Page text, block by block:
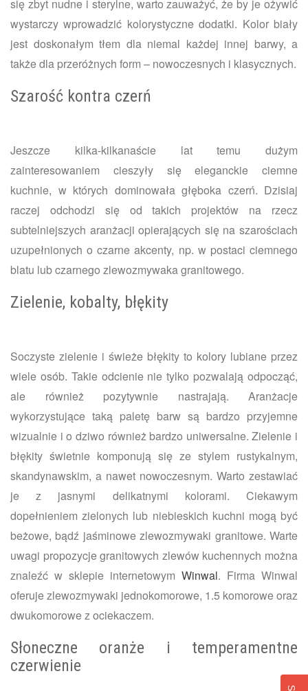
się zbyt nudne i sterylne, warto zauważyć, że by je ożywić
wystarczy wprowadzić kolorystyczne dodatki. Kolor biały
jest doskonałym tłem dla niemal każdej innej barwy, a
także dla przeróżnych form – nowoczesnych i klasycznych.
Szarość kontra czerń
Jeszcze kilka-kilkanaście lat temu dużym
zainteresowaniem cieszyły się eleganckie ciemne
kuchnie, w których dominowała głęboka czerń. Dzisiaj
raczej odchodzi się od takich projektów na rzecz
subtelniejszych aranżacji opierających się na szarościach
uzupełnionych o czarne akcenty, np. w postaci ciemnego
blatu lub czarnego zlewozmywaka granitowego.
Zielenie, kobalty, błękity
Soczyste zielenie i świeże błękity to kolory lubiane przez
wiele osób. Takie odcienie nie tylko pozwalają odpocząć,
ale również pozytywnie nastrajają. Aranżacje
wykorzystujące taką paletę barw są bardzo przyjemne
wizualnie i o dziwo również bardzo uniwersalne. Zielenie i
błękity świetnie komponują się ze stylem rustykalnym,
skandynawskim, a nawet nowoczesnym. Warto zestawiać
je z jasnymi delikatnymi kolorami. Ciekawym
dopełnieniem zielonych lub niebieskich kuchni mogą być
beżowe, bądź jaśminowe zlewozmywaki granitowe. Warte
uwagi propozycje granitowych zlewów kuchennych można
znaleźć w sklepie internetowym Winwal. Firma Winwal
oferuje zlewozmywaki jednokomorowe, 1.5 komorowe oraz
dwukomorowe z ociekaczem.
Słoneczne oranże i temperamentne
czerwienie